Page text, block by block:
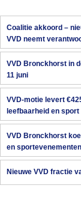
Coalitie akkoord –
VVD neemt
VVD Bronckhorst in
11 juni
VVD-motie levert
leefbaarheid en sport
VVD Bronckhorst
en sportevenementen
Nieuwe VVD fractie